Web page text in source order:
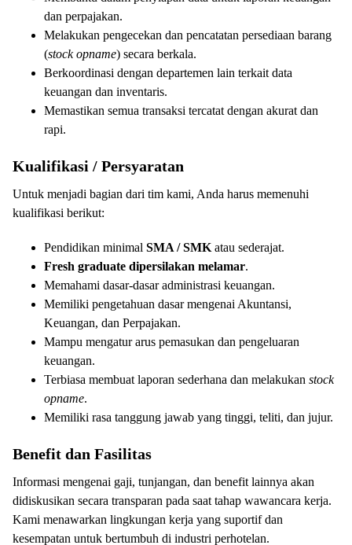
dan perpajakan.
Melakukan pengecekan dan pencatatan persediaan barang
(stock opname) secara berkala.
Berkoordinasi dengan departemen lain terkait data
keuangan dan inventaris.
Memastikan semua transaksi tercatat dengan akurat dan
rapi.
Kualifikasi / Persyaratan
Untuk menjadi bagian dari tim kami, Anda harus memenuhi
kualifikasi berikut:
Pendidikan minimal SMA / SMK atau sederajat.
Fresh graduate dipersilakan melamar.
Memahami dasar-dasar administrasi keuangan.
Memiliki pengetahuan dasar mengenai Akuntansi,
Keuangan, dan Perpajakan.
Mampu mengatur arus pemasukan dan pengeluaran
keuangan.
Terbiasa membuat laporan sederhana dan melakukan stock
opname.
Memiliki rasa tanggung jawab yang tinggi, teliti, dan jujur.
Benefit dan Fasilitas
Informasi mengenai gaji, tunjangan, dan benefit lainnya akan
didiskusikan secara transparan pada saat tahap wawancara kerja.
Kami menawarkan lingkungan kerja yang suportif dan
kesempatan untuk bertumbuh di industri perhotelan.